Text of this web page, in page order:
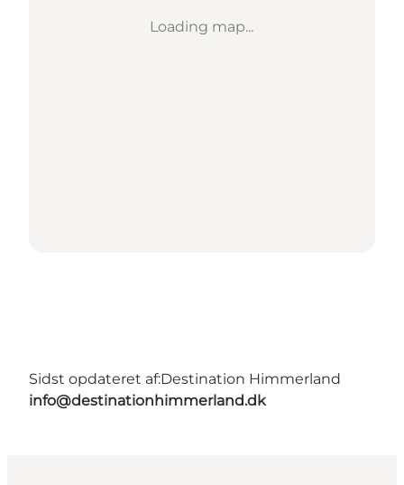
Loading map...
Sidst opdateret af:Destination Himmerland
info@destinationhimmerland.dk